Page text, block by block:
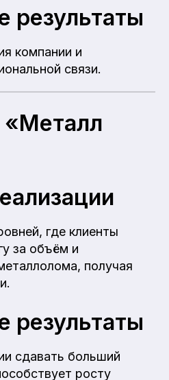
компании и
связи.
где клиенты
за объём и
получая
сдавать больший
росту